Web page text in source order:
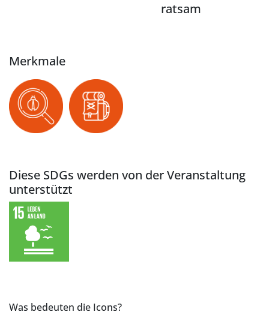
ratsam
Merkmale
Diese SDGs werden von der Veranstaltung
unterstützt
Was bedeuten die Icons?